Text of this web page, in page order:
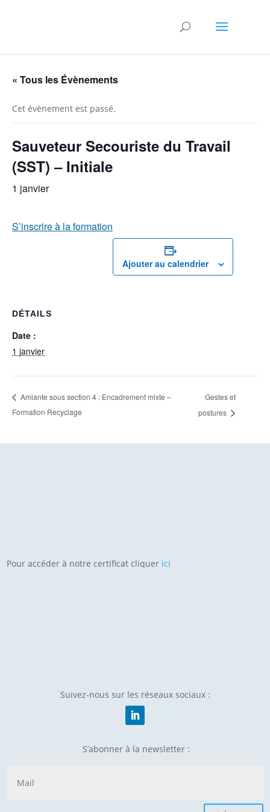
« Tous les Évènements
Cet évènement est passé.
Sauveteur Secouriste du Travail
(SST) – Initiale
1 janvier
S’inscrire à la formation
Ajouter au calendrier
DÉTAILS
Date :
1 janvier
Amiante sous section 4 : Encadrement mixte –
Formation Recyclage
Gestes et
postures
Pour accéder à notre certificat cliquer ici
Suivez-nous sur les réseaux sociaux :
S’abonner à la newsletter :